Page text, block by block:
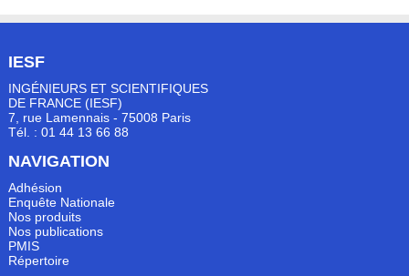
IESF
INGÉNIEURS ET SCIENTIFIQUES
DE FRANCE (IESF)
7, rue Lamennais - 75008 Paris
Tél. : 01 44 13 66 88
NAVIGATION
Adhésion
Enquête Nationale
Nos produits
Nos publications
PMIS
Répertoire